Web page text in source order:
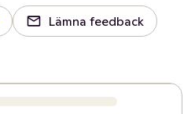
Lämna feedback